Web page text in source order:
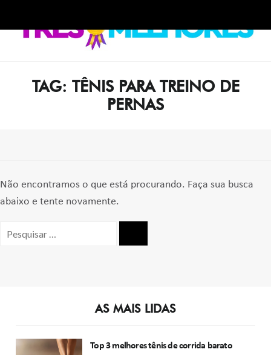
navigation
content
TAG: TÊNIS PARA TREINO DE
PERNAS
Não encontramos o que está procurando. Faça sua busca
abaixo e tente novamente.
AS MAIS LIDAS
Top 3 melhores tênis de corrida barato